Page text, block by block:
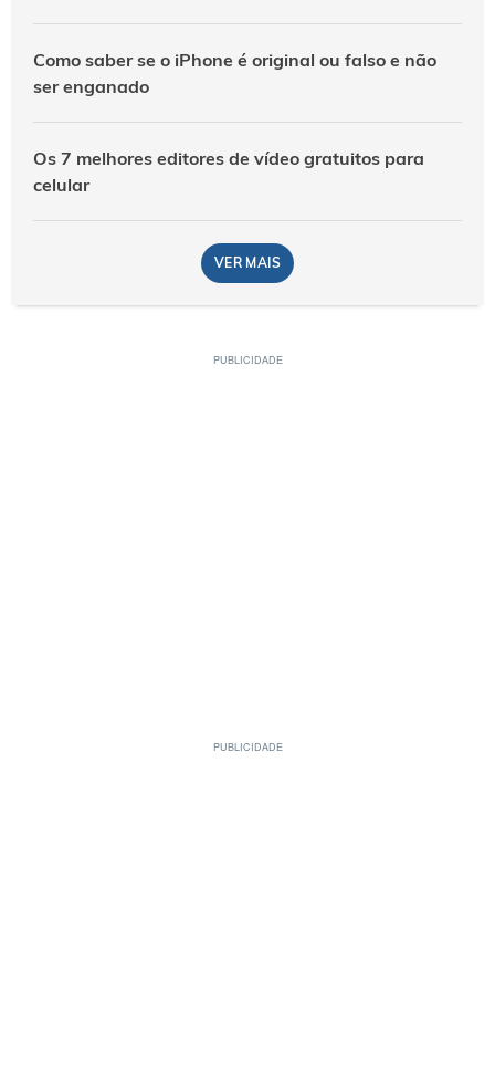
Como saber se o iPhone é original ou falso e não
ser enganado
Os 7 melhores editores de vídeo gratuitos para
celular
VER MAIS